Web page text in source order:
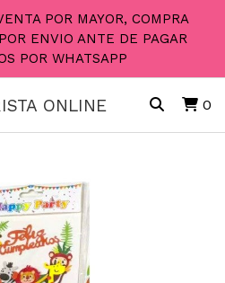
POR MAYOR, COMPRA
ENVIO ANTE DE PAGAR
POR WHATSAPP
ONLINE 0